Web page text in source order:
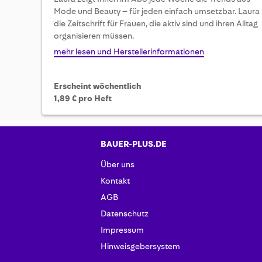
beginning
Mode und Beauty – für jeden einfach umsetzbar. Laura
die Zeitschrift für Frauen, die aktiv sind und ihren Alltag
organisieren müssen.
mehr lesen und Herstellerinformationen
Erscheint wöchentlich
1,89 € pro Heft
BAUER-PLUS.DE
Über uns
Kontakt
AGB
Datenschutz
Impressum
Hinweisgebersystem